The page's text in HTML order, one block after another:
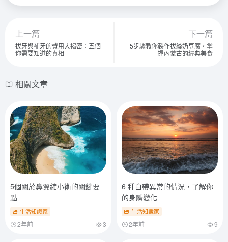
上一篇
拔牙與補牙的費用大揭密：五個
你需要知道的真相
下一篇
5步驟教你製作拔絲奶豆腐，掌
握內蒙古的經典美食
相關文章
5個關於鼻翼縮小術的關鍵要
點
生活知識家
2年前 3
6 種白帶異常的情況，了解你
的身體變化
生活知識家
2年前 9